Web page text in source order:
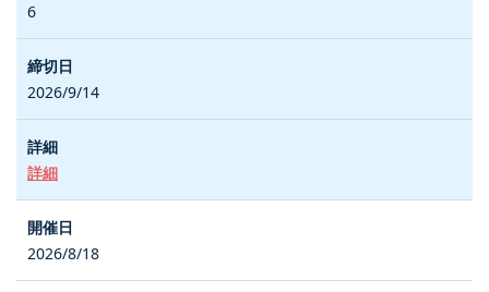
6
2026/9/14
詳細
2026/8/18